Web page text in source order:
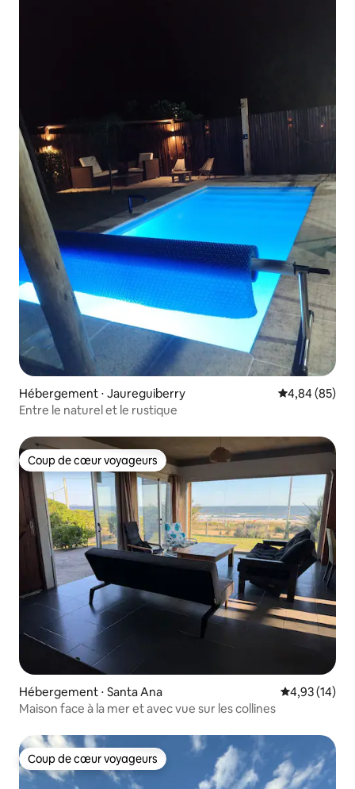
Hébergement ⋅ Jaureguiberry Évaluation
4,84 (85)
Entre le naturel et le rustique
Coup de cœur voyageurs
Coup de cœur voyageurs
Hébergement ⋅ Santa Ana Évaluation
4,93 (14)
Maison face à la mer et avec vue sur les collines
Coup de cœur voyageurs
Coup de cœur voyageurs